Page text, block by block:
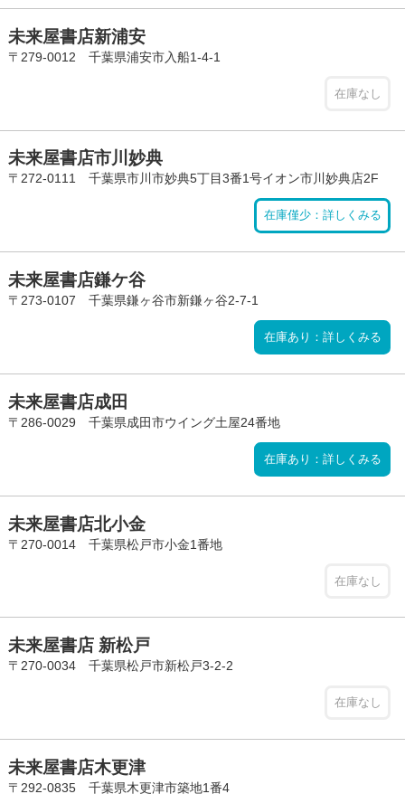
未来屋書店新浦安
〒279-0012 千葉県浦安市入船1-4-1
在庫なし
未来屋書店市川妙典
〒272-0111 千葉県市川市妙典5丁目3番1号イオン市川妙典店2F
在庫僅少：詳しくみる
未来屋書店鎌ケ谷
〒273-0107 千葉県鎌ヶ谷市新鎌ヶ谷2-7-1
在庫あり：詳しくみる
未来屋書店成田
〒286-0029 千葉県成田市ウイング土屋24番地
在庫あり：詳しくみる
未来屋書店北小金
〒270-0014 千葉県松戸市小金1番地
在庫なし
未来屋書店 新松戸
〒270-0034 千葉県松戸市新松戸3-2-2
在庫なし
未来屋書店木更津
〒292-0835 千葉県木更津市築地1番4